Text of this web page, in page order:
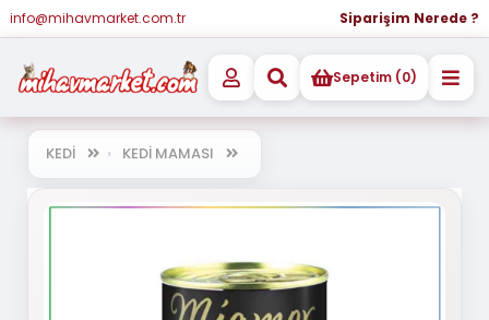
info@mihavmarket.com.tr Siparişim Nerede ?
Sepetim (0)
KEDİ KEDİ MAMASI